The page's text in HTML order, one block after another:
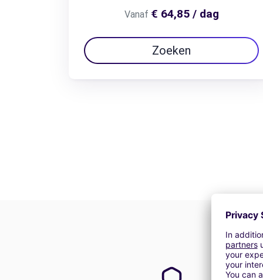
Vanaf € 64,85 / dag
Zoeken